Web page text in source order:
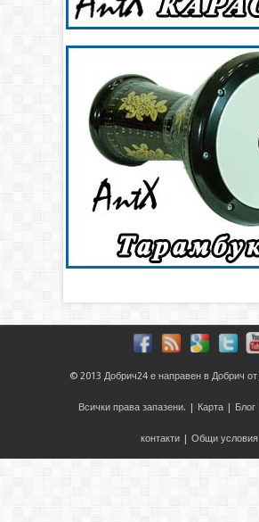
© 2013 Добрич24 е направен в Добрич от
Всички права запазени. | Карта Блог
контакти Общи условия